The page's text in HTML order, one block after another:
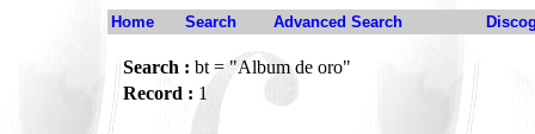
Home Search Advanced Search
Search : bt = "Album de oro"
Record : 1